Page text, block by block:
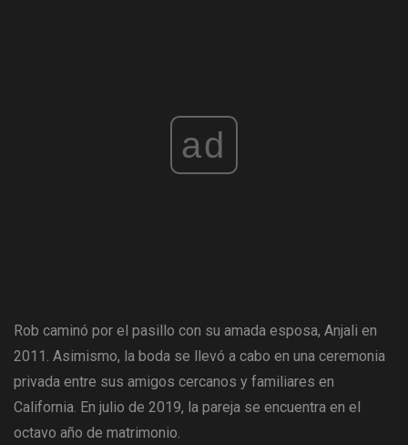
ad
Rob caminó por el pasillo con su amada esposa, Anjali en
2011. Asimismo, la boda se llevó a cabo en una ceremonia
privada entre sus amigos cercanos y familiares en
California. En julio de 2019, la pareja se encuentra en el
octavo año de matrimonio.